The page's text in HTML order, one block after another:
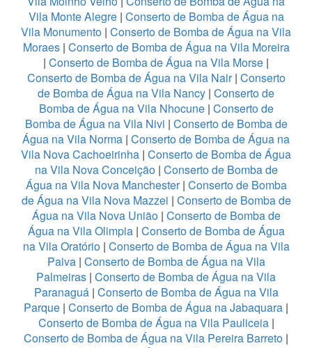
Vila Monte Alegre| Conserto de Bomba de Água na
Vila Monumento | Conserto de Bomba de Água na Vila
Moraes| Conserto de Bomba de Água na Vila Moreira
| Conserto de Bomba de Água na Vila Morse |
Conserto de Bomba de Água na Vila Nair| Conserto
de Bomba de Água na Vila Nancy | Conserto de
Bomba de Água na Vila Nhocune| Conserto de
Bomba de Água na Vila Nivi | Conserto de Bomba de
Água na Vila Norma | Conserto de Bomba de Água na
Vila Nova Cachoeirinha | Conserto de Bomba de Água
na Vila Nova Conceição| Conserto de Bomba de
Água na Vila Nova Manchester| Conserto de Bomba
de Água na Vila Nova Mazzei | Conserto de Bomba de
Água na Vila Nova União| Conserto de Bomba de
Água na Vila Olimpia| Conserto de Bomba de Água
na Vila Oratório| Conserto de Bomba de Água na Vila
Paiva| Conserto de Bomba de Água na Vila
Palmeiras | Conserto de Bomba de Água na Vila
Paranaguá| Conserto de Bomba de Água na Vila
Parque | Conserto de Bomba de Água na Jabaquara |
Conserto de Bomba de Água na Vila Pauliceia|
Conserto de Bomba de Água na Vila Pereira Barreto |